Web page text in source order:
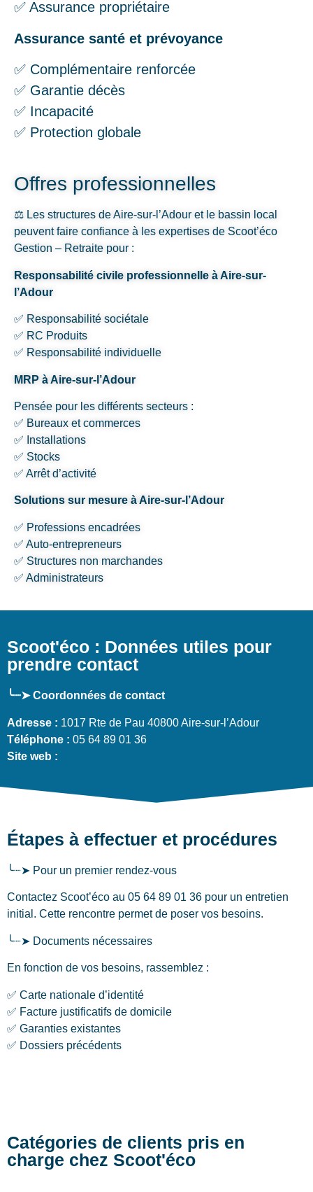
✅ Assurance propriétaire
Assurance santé et prévoyance
✅ Complémentaire renforcée
✅ Garantie décès
✅ Incapacité
✅ Protection globale
Offres professionnelles
⚖️ Les structures de Aire-sur-l’Adour et le bassin local
peuvent faire confiance à les expertises de Scoot’éco
Gestion – Retraite pour :
Responsabilité civile professionnelle à Aire-sur-
l’Adour
✅ Responsabilité sociétale
✅ RC Produits
✅ Responsabilité individuelle
MRP à Aire-sur-l’Adour
Pensée pour les différents secteurs :
✅ Bureaux et commerces
✅ Installations
✅ Stocks
✅ Arrêt d’activité
Solutions sur mesure à Aire-sur-l’Adour
✅ Professions encadrées
✅ Auto-entrepreneurs
✅ Structures non marchandes
✅ Administrateurs
Scoot'éco : Données utiles pour
prendre contact
╰┈➤ Coordonnées de contact
Adresse : 1017 Rte de Pau 40800 Aire-sur-l’Adour
Téléphone : 05 64 89 01 36
Site web :
Étapes à effectuer et procédures
╰┈➤ Pour un premier rendez-vous
Contactez Scoot’éco au 05 64 89 01 36 pour un entretien
initial. Cette rencontre permet de poser vos besoins.
╰┈➤ Documents nécessaires
En fonction de vos besoins, rassemblez :
✅ Carte nationale d’identité
✅ Facture justificatifs de domicile
✅ Garanties existantes
✅ Dossiers précédents
Catégories de clients pris en
charge chez Scoot'éco